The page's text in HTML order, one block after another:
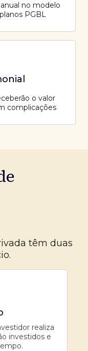
no modelo
PGBL
o valor
complicações
têm duas
realiza
investidos e